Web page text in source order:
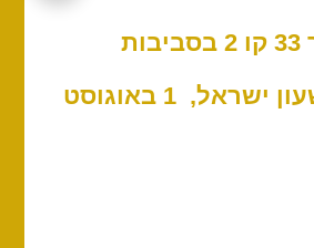
נכנסנו לשער 33 קו 2 בסביבות
07:20 לפי שעון ישראל, 1 באוגוסט